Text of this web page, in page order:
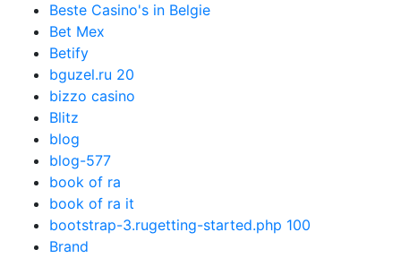
Beste Casino's in Belgie
Bet Mex
Betify
bguzel.ru 20
bizzo casino
Blitz
blog
blog-577
book of ra
book of ra it
bootstrap-3.rugetting-started.php 100
Brand